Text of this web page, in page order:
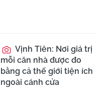
Vịnh Tiên: Nơi giá trị
mỗi căn nhà được đo
bằng cả thế giới tiện ích
ngoài cánh cửa